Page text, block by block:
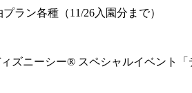
ラン各種（11/26入園分まで）
ズニーシー® スペシャルイベント